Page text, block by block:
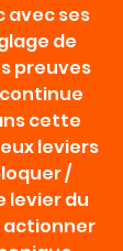
avec ses
de
preuves
cette
leviers
/
levier du
actionner